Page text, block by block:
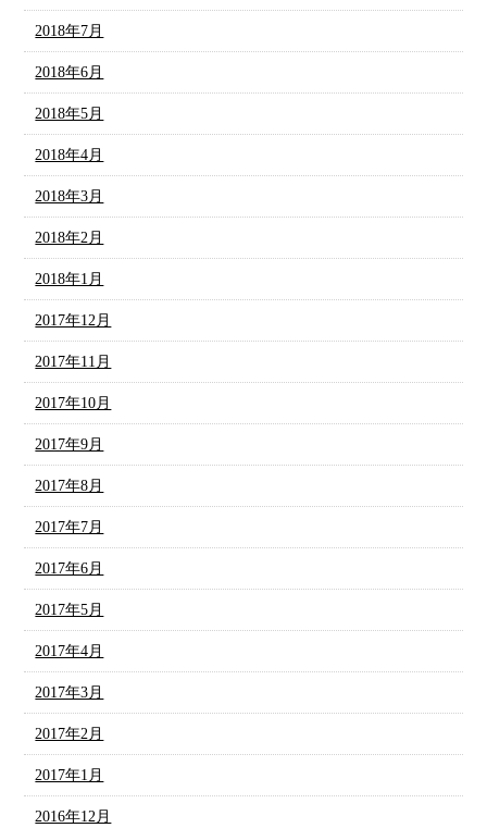
2018年7月
2018年6月
2018年5月
2018年4月
2018年3月
2018年2月
2018年1月
2017年12月
2017年11月
2017年10月
2017年9月
2017年8月
2017年7月
2017年6月
2017年5月
2017年4月
2017年3月
2017年2月
2017年1月
2016年12月